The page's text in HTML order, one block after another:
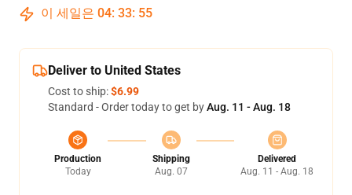
이 세일은 04: 33: 54
Deliver to United States
Cost to ship:$6.99
Standard - Order today to get byAug. 11 - Aug. 18
Production
Today
Shipping
Aug. 07
Delivered
Aug. 11 - Aug. 18